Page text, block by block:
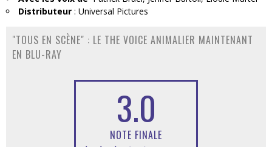
Distributeur : Universal Pictures
"TOUS EN SCÈNE" : LE THE VOICE ANIMALIER MAINTENANT
EN BLU-RAY
3.0
NOTE FINALE